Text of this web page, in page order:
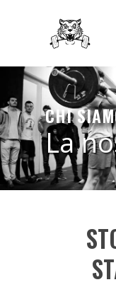
Hit enter to
CHI
La